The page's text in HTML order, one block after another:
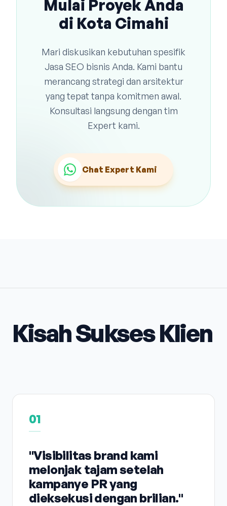
Mulai Proyek Anda
di Kota Cimahi
Mari diskusikan kebutuhan spesifik
Jasa SEO bisnis Anda. Kami bantu
merancang strategi dan arsitektur
yang tepat tanpa komitmen awal.
Konsultasi langsung dengan tim
Expert kami.
Chat Expert Kami
Kisah Sukses Klien
01
"Visibilitas brand kami
melonjak tajam setelah
kampanye PR yang
dieksekusi dengan brilian."